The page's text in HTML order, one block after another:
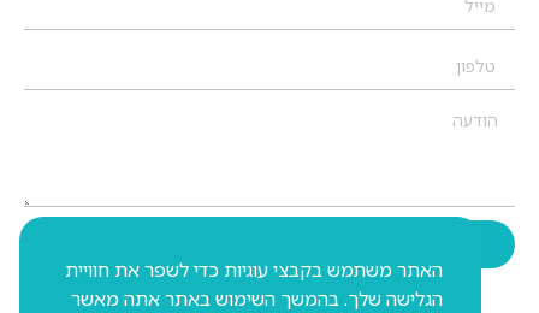
האתר משתמש בקבצי עוגיות כדי לשפר את חוויית
הגלישה שלך. בהמשך השימוש באתר אתה מאשר